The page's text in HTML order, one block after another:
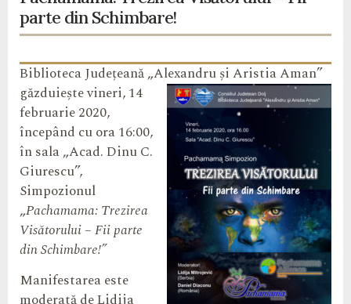
parte din Schimbare!
Biblioteca Județeană „Alexandru și Aristia Aman”
găzduiește vineri, 14
februarie 2020,
începând cu ora 16:00,
în sala „Acad. Dinu C.
Giurescu”,
Simpozionul
„Pachamama: Trezirea
Visătorului – Fii parte
din Schimbare!”
Manifestarea este